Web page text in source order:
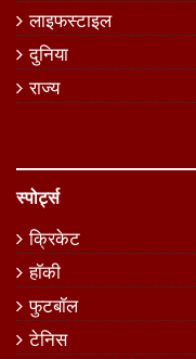
लाइफस्टाइल
दुनिया
राज्य
स्पोर्ट्स
क्रिकेट
हॉकी
फुटबॉल
टेनिस